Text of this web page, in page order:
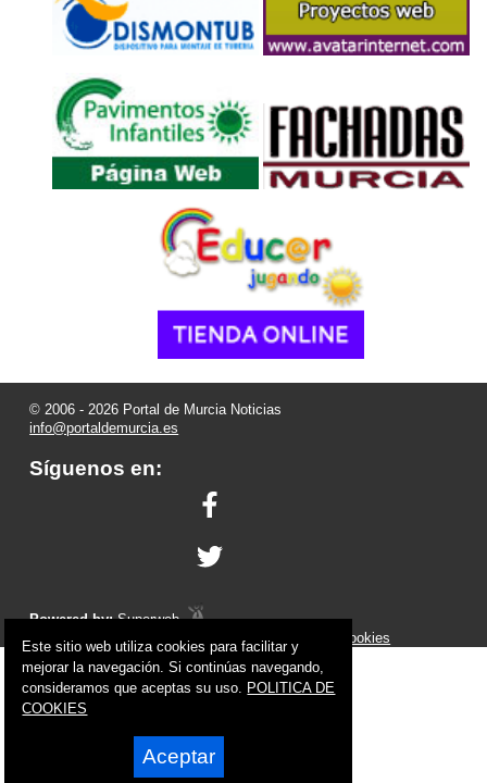
© 2006 - 2026 Portal de Murcia Noticias
info@portaldemurcia.es
Síguenos en:
Powered by:Superweb
Aviso Legal- Política de Privacidad -Política de Cookies
Este sitio web utiliza cookies para facilitar y
mejorar la navegación. Si continúas navegando,
consideramos que aceptas su uso. POLITICA DE
COOKIES
Aceptar